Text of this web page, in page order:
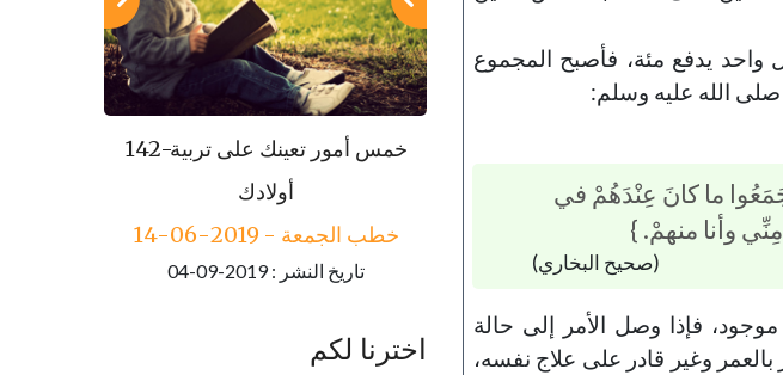
واحد يدفع مئة، فأصبح المجموع
صلى الله عليه وسلم:
جَمَعُوا ما كانَ عِنْدَهُمْ في
وأنا منهمْ. }
(صحيح البخاري)
فإذا وصل الأمر إلى حالة
وغير قادر على علاج نفسه،
142-خمس أمور تعينك على تربية
أولادك
خطب الجمعة - 2019-06-14
تاريخ النشر : 2019-09-04
143-مكارم الأخلاق
خطب الجمعة - 2019-06-21
تاريخ النشر : 2019-09-04
خطب الجمعة - 2019-06-28
تاريخ النشر : 2019-09-04
اخترنا لكم